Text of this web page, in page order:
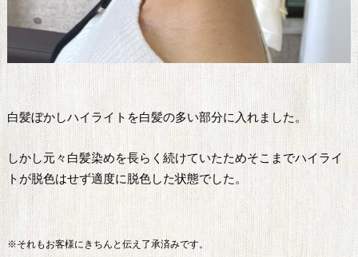
白髪ぼかしハイライトを白髪の多い部分に入れました。
しかし元々白髪染めを長らく続けていたためそこまでハイライ
トが脱色はせず適度に脱色した状態でした。
※それもお客様にきちんと伝え了承済みです。